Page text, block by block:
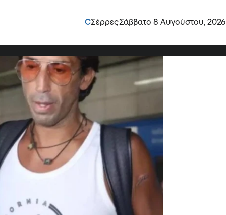
CΣέρρεςΣάββατο 8 Αυγούστου, 2026